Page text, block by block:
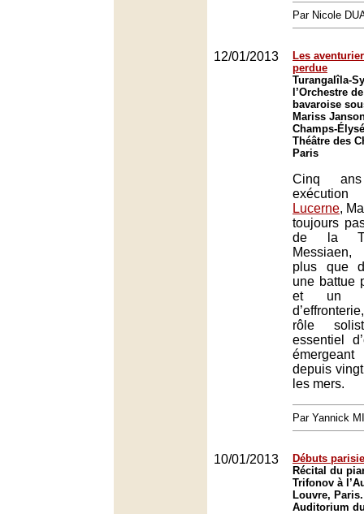
Par Nicole
12/01/2013
Les
perdue
Turangalîla-
l’Orchestre
bavaroise
Mariss
Champs-
Théâtre des
Paris
Cinq
Lucerne,
toujours
de la
Messiaen,
plus que
une battue
et un
rôle
essentiel
depuis
les mers.
Par Yannick
10/01/2013
Débuts
Récital du
Trifonov à
Louvre, Paris.
Auditorium